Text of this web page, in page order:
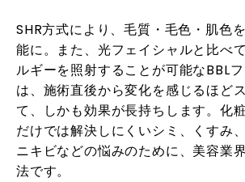
SHR方式により、毛質・毛色・肌色
能に。また、光フェイシャルと比べ
ルギーを照射することが可能なBBL
は、施術直後から変化を感じるほど
て、しかも効果が長持ちします。化
だけでは解決しにくいシミ、くすみ
ニキビなどの悩みのために、美容業
法です。